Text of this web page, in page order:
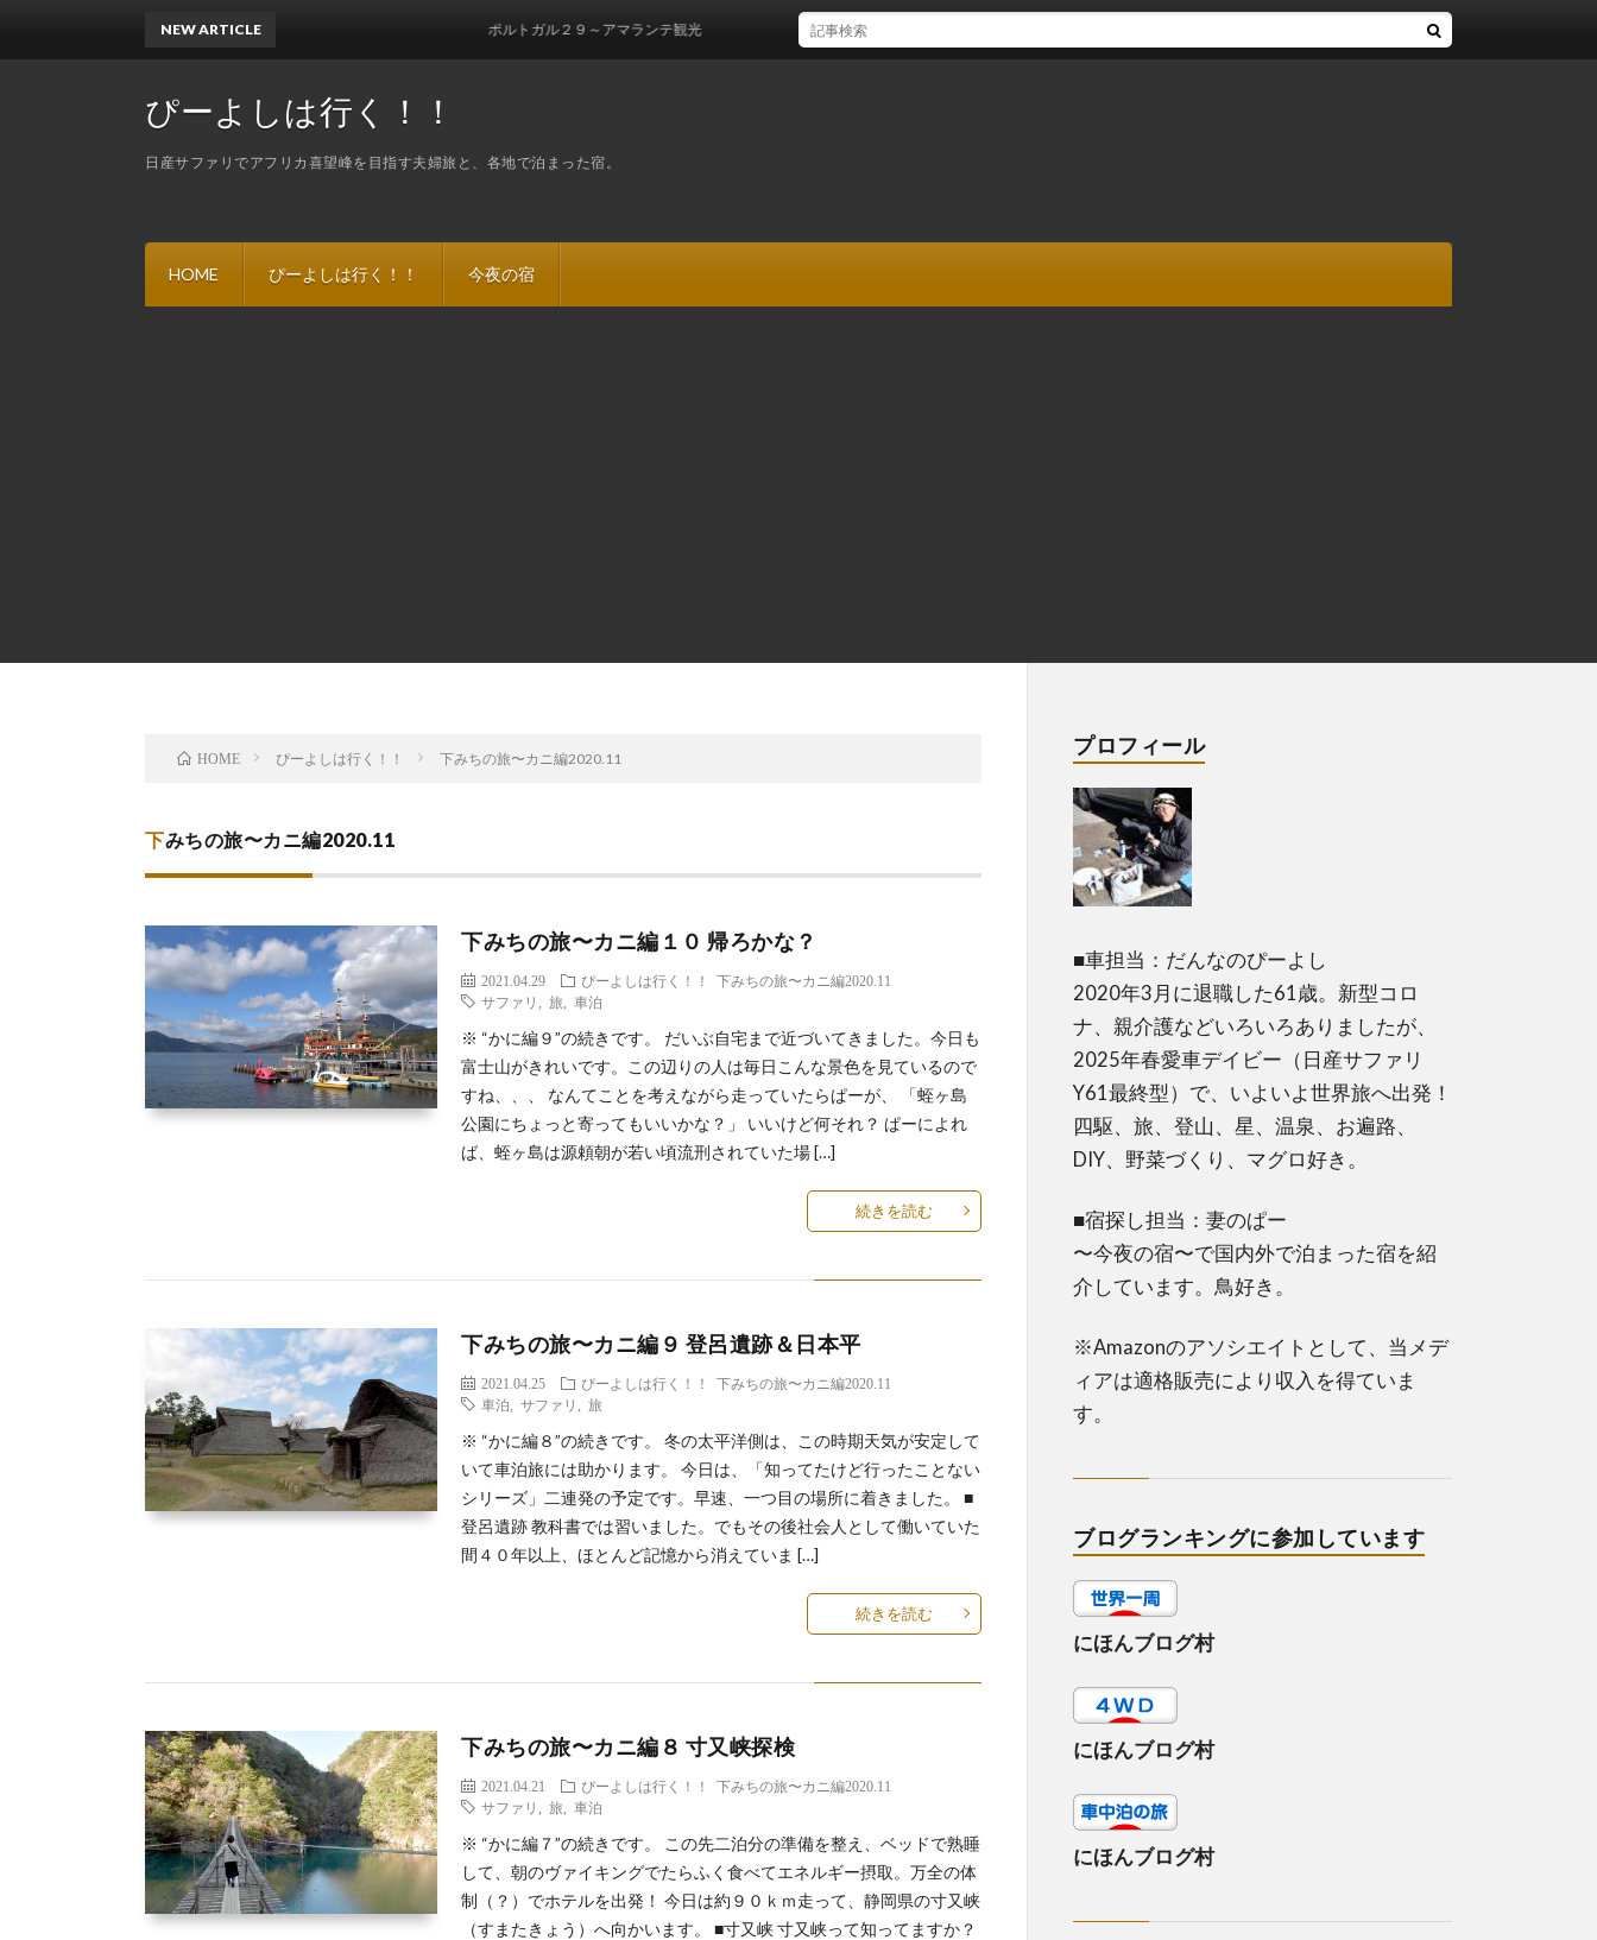
ぴーよしは行く！！
日産サファリでアフリカ喜望峰を目指す夫婦旅と、各地で泊まった宿。
HOME ぴーよしは行く！！ 今夜の宿
NEW ARTICLE ポルトガル２９～アマランテ観光
HOME ぴーよしは行く！！ 下みちの旅〜カニ編2020.11
下みちの旅〜カニ編2020.11
下みちの旅〜カニ編１０ 帰ろかな？
2021.04.29 ぴーよしは行く！！
下みちの旅〜カニ編2020.11
サファリ
,旅 車泊
※ “かに編９”の続きです。 だいぶ自宅まで近づいてきました。今日も
富士山がきれいです。この辺りの人は毎日こんな景色を見ているので
すね、、、 なんてことを考えながら走っていたらぱーが、 「蛭ヶ島
公園にちょっと寄ってもいいかな？」 いいけど何それ？ ぱーによれ
ば、蛭ヶ島は源頼朝が若い頃流刑されていた場 […]
続きを読む
下みちの旅〜カニ編９ 登呂遺跡＆日本平
2021.04.25 ぴーよしは行く！！
下みちの旅〜カニ編2020.11
車泊
,サファリ ,旅
※ “かに編８”の続きです。 冬の太平洋側は、この時期天気が安定して
いて車泊旅には助かります。 今日は、「知ってたけど行ったことない
シリーズ」二連発の予定です。早速、一つ目の場所に着きました。 ■
登呂遺跡 教科書では習いました。でもその後社会人として働いていた
間４０年以上、ほとんど記憶から消えていま […]
続きを読む
下みちの旅〜カニ編８ 寸又峡探検
2021.04.21 ぴーよしは行く！！
下みちの旅〜カニ編2020.11
サファリ
,旅 車泊
※ “かに編７”の続きです。 この先二泊分の準備を整え、ベッドで熟睡
して、朝のヴァイキングでたらふく食べてエネルギー摂取。万全の体
制（？）でホテルを出発！ 今日は約９０ｋｍ走って、静岡県の寸又峡
（すまたきょう）へ向かいます。 ■寸又峡 寸又峡って知ってますか？
プロフィール
■車担当：だんなのぴーよし
2020年3月に退職した61歳。新型コロ
ナ、親介護などいろいろありましたが、
2025年春愛車デイビー（日産サファリ
Y61最終型）で、いよいよ世界旅へ出発！
四駆、旅、登山、星、温泉、お遍路、
DIY、野菜づくり、マグロ好き。
■宿探し担当：妻のぱー
〜今夜の宿〜で国内外で泊まった宿を紹
介しています。鳥好き。
※Amazonのアソシエイトとして、当メデ
ィアは適格販売により収入を得ていま
す。
ブログランキングに参加しています
にほんブログ村
にほんブログ村
にほんブログ村